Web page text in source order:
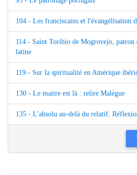
104 - Les franciscains et l'évangélisation
114 - Saint Toribio de Mogrovejo, patron
latine
119 - Sur la spiritualité en Amérique
130 - Le maitre est là : relire Malègue
135 - L'absolu au-delà du relatif.